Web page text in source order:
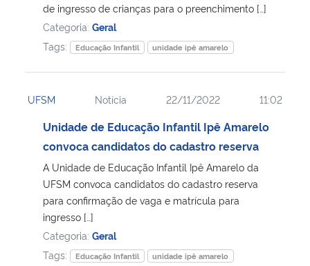
de ingresso de crianças para o preenchimento […]
Categoria: Geral
Tags:
Educação Infantil unidade ipê amarelo
UFSM Notícia 22/11/2022 11:02
Unidade de Educação Infantil Ipê Amarelo
convoca candidatos do cadastro reserva
A Unidade de Educação Infantil Ipê Amarelo da
UFSM convoca candidatos do cadastro reserva
para confirmação de vaga e matrícula para
ingresso […]
Categoria: Geral
Tags:
Educação Infantil unidade ipê amarelo